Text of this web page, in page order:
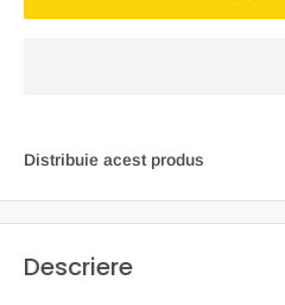
Distribuie acest produs
Descriere